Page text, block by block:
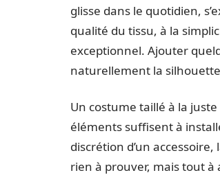
glisse dans le quotidien,
qualité du tissu, à la
exceptionnel. Ajouter
naturellement la
Un costume taillé à la
éléments suffisent à
discrétion d’un
rien à prouver, mais tout à